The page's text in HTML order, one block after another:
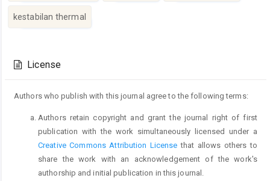
kestabilan thermal
Details
License
Authors who publish with this journal agree to the following terms:
Authors retain copyright and grant the journal right of first
publication with the work simultaneously licensed under a
Creative Commons Attribution License that allows others to
share the work with an acknowledgement of the work's
authorship and initial publication in this journal.